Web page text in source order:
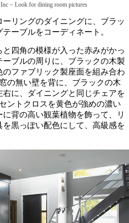
– Look for dining room pictures
リングのダイニングに、ブラッ
ーブルをコーディネート。
四角の模様が入った赤みがかっ
ブルの周りに、ブラックの木製
ファブリック製座面を組み合わ
の無い壁を背に、ブラックの木
に、ダイニングと同じチェアを
ントクロスを黄色が強めの濃い
背の高い観葉植物を飾って、リ
黒っぽい配色にして、高級感を